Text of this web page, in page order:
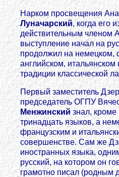
Нарком просвещения
Луначарский, когда его
действительным членом
выступление начал на
продолжил на немецком,
английском, итальянском
традиции классической
Первый заместитель
председатель ОГПУ
Менжинский знал, кроме
тринадцать языков, а
французским и
совершенстве. Сам же
иностранных языка,
русский, на котором он
грамотно писал (родным